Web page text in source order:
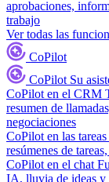
aprobaciones,
trabajo
Ver todas las
CoPilot
CoPilot Su
CoPilot en el CRM
resumen de
negociaciones
CoPilot en las tareas
resúmenes de
CoPilot en el chat
IA, lluvia de ideas y